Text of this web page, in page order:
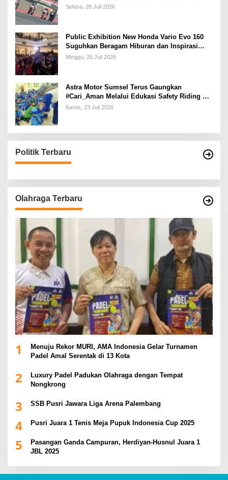
Racing Series Putaran ke 3
Selasa, 28 Juli 2026
Public Exhibition New Honda Vario Evo 160
Suguhkan Beragam Hiburan dan Inspirasi
Modifikasi
Minggu, 26 Juli 2026
Astra Motor Sumsel Terus Gaungkan
#Cari_Aman Melalui Edukasi Safety Riding di
Sekolah
Kamis, 23 Juli 2026
Politik Terbaru
Olahraga Terbaru
1
Menuju Rekor MURI, AMA Indonesia Gelar Turnamen
Padel Amal Serentak di 13 Kota
2
Luxury Padel Padukan Olahraga dengan Tempat
Nongkrong
3 SSB Pusri Jawara Liga Arena Palembang
4 Pusri Juara 1 Tenis Meja Pupuk Indonesia Cup 2025
5
Pasangan Ganda Campuran, Herdiyan-Husnul Juara 1
JBL 2025